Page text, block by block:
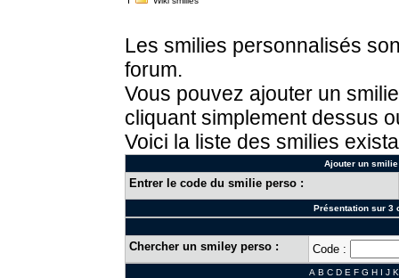
Les smilies personnalisés
forum.
Vous pouvez ajouter un
cliquant simplement dessus
Voici la liste des smilies
Ajouter un
Entrer le code du smilie perso :
Présentation sur 3
Chercher un smiley perso : Code :
A B C D E F G H I J K